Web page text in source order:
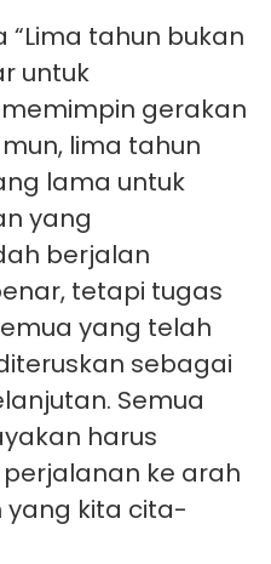
tahun bukan
untuk
gerakan
lima tahun
lama untuk
yang
berjalan
tetapi tugas
yang telah
sebagai
Semua
harus
ke arah
yang kita cita-